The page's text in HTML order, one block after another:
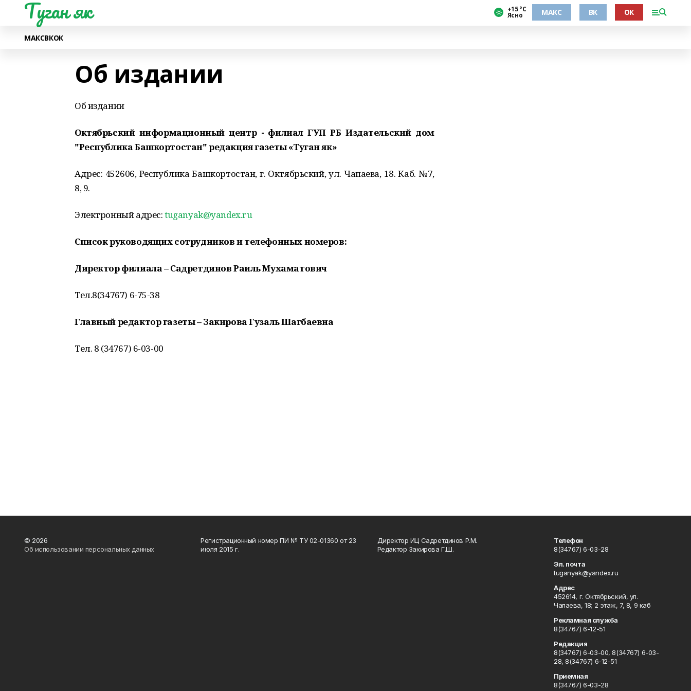
Туган як +15 °С
Ясно МАКС ВК ОК
МАКСВКОК
Об издании
Об издании
Октябрьский информационный центр - филиал ГУП РБ Издательский дом
"Республика Башкортостан" редакция газеты «Туган як»
Адрес: 452606, Республика Башкортостан, г. Октябрьский, ул. Чапаева, 18. Каб. №7,
8, 9.
Электронный адрес:tuganyak@yandex.ru
Список руководящих сотрудников и телефонных номеров:
Директор филиала – Садретдинов Раиль Мухаматович
Тел.8(34767) 6-75-38
Главный редактор газеты – Закирова Гузаль Шагбаевна
Тел. 8 (34767) 6-03-00
© 2026
Об использовании персональных данных
Регистрационный номер ПИ № ТУ 02-01360 от 23
июля 2015 г.
Директор ИЦ Садретдинов Р.М.
Редактор Закирова Г.Ш.
Телефон
8(34767) 6-03-28
Эл. почта
tuganyak@yandex.ru
Адрес
452614, г. Октябрьский, ул.
Чапаева, 18; 2 этаж, 7, 8, 9 каб
Рекламная служба
8(34767) 6-12-51
Редакция
8(34767) 6-03-00, 8(34767) 6-03-
28, 8(34767) 6-12-51
Приемная
8(34767) 6-03-28